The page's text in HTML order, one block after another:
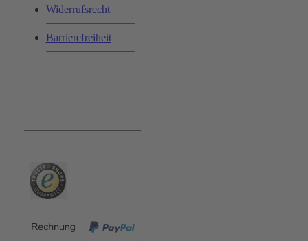
Widerrufsrecht
Barrierefreiheit